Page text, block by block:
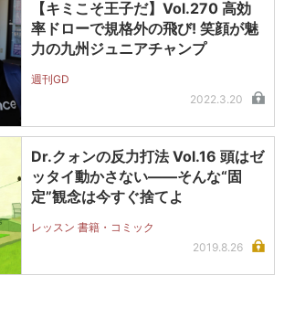
【キミこそ王子だ】Vol.270 高効
率ドローで規格外の飛び! 笑顔が魅
力の九州ジュニアチャンプ
週刊GD
2022.3.20
Dr.クォンの反力打法 Vol.16 頭はゼ
ッタイ動かさない――そんな“固
定”観念は今すぐ捨てよ
レッスン 書籍・コミック
2019.8.26